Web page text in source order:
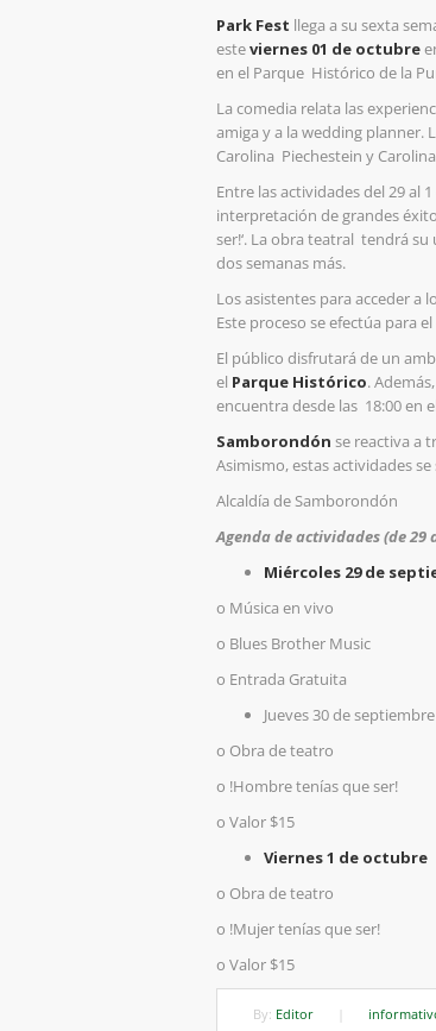
Park Fest llega a su sexta
esteviernes 01 de octubre
en el Parque Histórico de la
La comedia relata las
amiga y a la wedding
Carolina Piechestein y
Entre las actividades del 29 al
interpretación de grandes
ser!‘. La obra teatral tendrá su
dos semanas más.
Los asistentes para acceder a
Este proceso se efectúa para
El público disfrutará de un
el Parque Histórico.
encuentra desde las 18:00 en
Samborondón se reactiva a
Asimismo, estas actividades
Alcaldía de Samborondón
Agenda de actividades (de 29
Miércoles 29 de
o Música en vivo
o Blues Brother Music
o Entrada Gratuita
Jueves 30 de septiembre
o Obra de teatro
o !Hombre tenías que ser!
o Valor $15
Viernes 1 de octubre
o Obra de teatro
o !Mujer tenías que ser!
o Valor $15
By: Editor